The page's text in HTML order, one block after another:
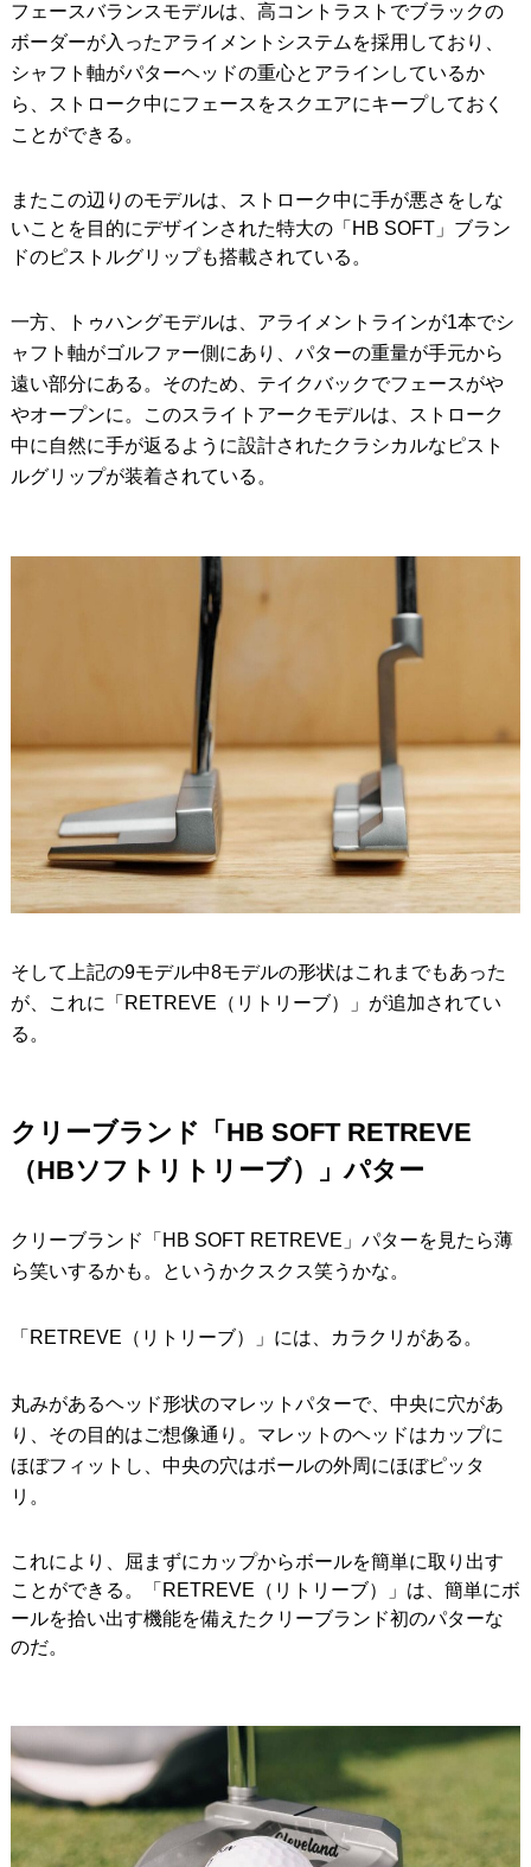
フェースバランスモデルは、高コントラストでブラックの
ボーダーが入ったアライメントシステムを採用しており、
シャフト軸がパターヘッドの重心とアラインしているか
ら、ストローク中にフェースをスクエアにキープしておく
ことができる。
またこの辺りのモデルは、ストローク中に手が悪さをしな
いことを目的にデザインされた特大の「HB SOFT」ブラン
ドのピストルグリップも搭載されている。
一方、トゥハングモデルは、アライメントラインが1本でシ
ャフト軸がゴルファー側にあり、パターの重量が手元から
遠い部分にある。そのため、テイクバックでフェースがや
やオープンに。このスライトアークモデルは、ストローク
中に自然に手が返るように設計されたクラシカルなピスト
ルグリップが装着されている。
そして上記の9モデル中8モデルの形状はこれまでもあった
が、これに「RETREVE（リトリーブ）」が追加されてい
る。
クリーブランド「HB SOFT RETREVE
（HBソフトリトリーブ）」パター
クリーブランド「HB SOFT RETREVE」パターを見たら薄
ら笑いするかも。というかクスクス笑うかな。
「RETREVE（リトリーブ）」には、カラクリがある。
丸みがあるヘッド形状のマレットパターで、中央に穴があ
り、その目的はご想像通り。マレットのヘッドはカップに
ほぼフィットし、中央の穴はボールの外周にほぼピッタ
リ。
これにより、屈まずにカップからボールを簡単に取り出す
ことができる。「RETREVE（リトリーブ）」は、簡単にボ
ールを拾い出す機能を備えたクリーブランド初のパターな
のだ。